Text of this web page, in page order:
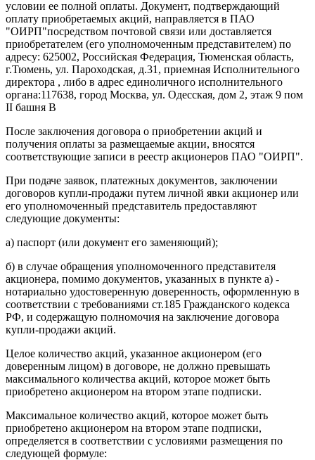
условии ее полной оплаты. Документ, подтверждающий
оплату приобретаемых акций, направляется в ПАО
"ОИРП"посредством почтовой связи или доставляется
приобретателем (его уполномоченным представителем) по
адресу: 625002, Российская Федерация, Тюменская область,
г.Тюмень, ул. Пароходская, д.31, приемная Исполнительного
директора , либо в адрес единоличного исполнительного
органа:117638, город Москва, ул. Одесская, дом 2, этаж 9 пом
II башня В
После заключения договора о приобретении акций и
получения оплаты за размещаемые акции, вносятся
соответствующие записи в реестр акционеров ПАО "ОИРП".
При подаче заявок, платежных документов, заключении
договоров купли-продажи путем личной явки акционер или
его уполномоченный представитель предоставляют
следующие документы:
а) паспорт (или документ его заменяющий);
б) в случае обращения уполномоченного представителя
акционера, помимо документов, указанных в пункте а) -
нотариально удостоверенную доверенность, оформленную в
соответствии с требованиями ст.185 Гражданского кодекса
РФ, и содержащую полномочия на заключение договора
купли-продажи акций.
Целое количество акций, указанное акционером (его
доверенным лицом) в договоре, не должно превышать
максимального количества акций, которое может быть
приобретено акционером на втором этапе подписки.
Максимальное количество акций, которое может быть
приобретено акционером на втором этапе подписки,
определяется в соответствии с условиями размещения по
следующей формуле: